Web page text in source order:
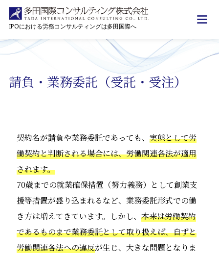
IPOにおける労務コンサルティングは多田国際へ
請負・業務委託（受託・受注）
契約名が請負や業務委託であっても、実態として労
働契約と判断される場合には、労働関連各法が適用
されます。
70歳までの就業確保措置（努力義務）として創業支
援等措置が盛り込まれるなど、業務委託形式での働
き方は増えてきています。しかし、本来は労働契約
であるものまで業務委託として取り扱えば、自ずと
労働関連各法への違反が生じ、大きな問題となりま